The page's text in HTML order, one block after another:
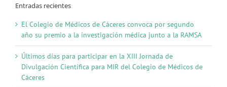
Entradas recientes
El Colegio de Médicos de Cáceres convoca por segundo
año su premio a la investigación médica junto a la RAMSA
Últimos días para participar en la XIII Jornada de
Divulgación Científica para MIR del Colegio de Médicos de
Cáceres